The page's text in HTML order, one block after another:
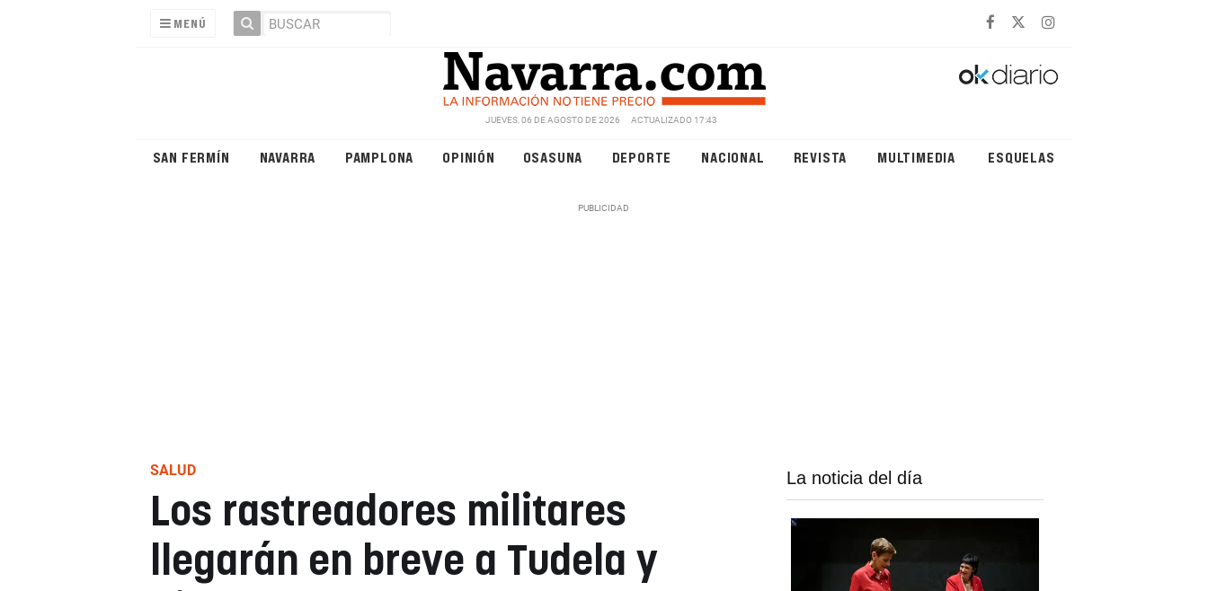
MENÚ
JUEVES, 06 DE AGOSTO DE 2026 ACTUALIZADO 17:43
SAN FERMÍN NAVARRA PAMPLONA OPINIÓN OSASUNA DEPORTE NACIONAL REVISTA MULTIMEDIA ESQUELAS
SALUD
Los rastreadores militares
llegarán en breve a Tudela y
La noticia del día